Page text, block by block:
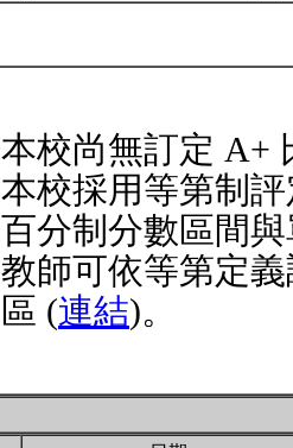
本校尚無訂定 A+
本校採用等第制
百分制分數區間
教師可依等第定
區 (連結)。